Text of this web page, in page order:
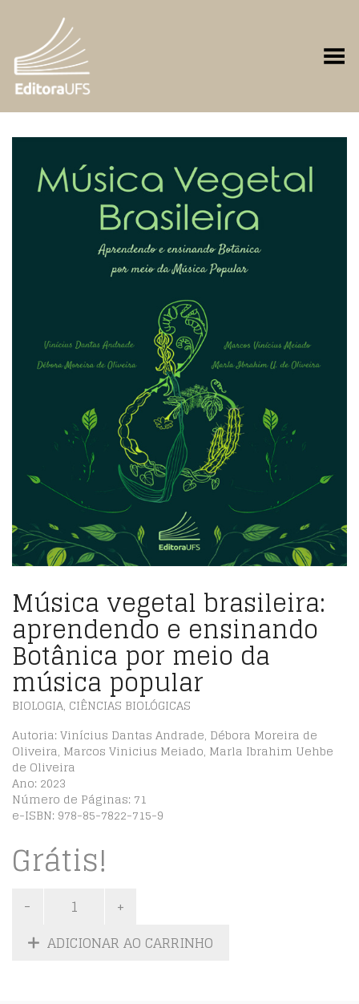
Toggle Menu
Música vegetal brasileira:
aprendendo e ensinando
Botânica por meio da
música popular
BIOLOGIA, CIÊNCIAS BIOLÓGICAS
Autoria: Vinícius Dantas Andrade, Débora Moreira de
Oliveira, Marcos Vinicius Meiado, Marla Ibrahim Uehbe
de Oliveira
Ano: 2023
Número de Páginas: 71
e-ISBN: 978-85-7822-715-9
Grátis!
ADICIONAR AO CARRINHO